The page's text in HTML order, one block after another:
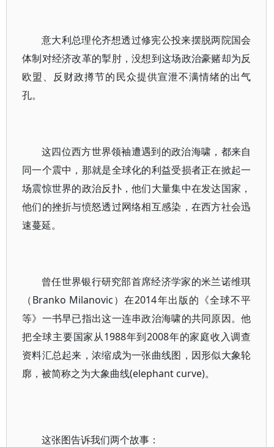
意大利总理伦齐想透过修宪公投来摆脱两院国会
体制对经济改革的掣肘，没想到这场政治豪赌却为反
欧盟、反财政撙节的民众提供宣泄不满情绪的出气
孔。
这四位西方世界领袖遭遇到的政治海啸，都来自
同一个震中，那就是全球化的利益受损者正在掀起一
场震惊世界的政治反扑，他们大量集中在发达国家，
他们的挫折与愤怒透过网络相互感染，在西方社会迅
速蔓延。
曾任世界银行研究部首席经济学家的米兰诺维琪
（Branko Milanovic）在2014年出版的《全球不平
等》一书早已指出这一连串政治海啸的共同原因。他
把全球主要国家从1988年到2008年的家庭收入调查
资料汇总起来，浓缩成为一张曲线图，因形似大象轮
廓，被简称之为大象曲线(elephant curve)。
这张图告诉我们两个故事：